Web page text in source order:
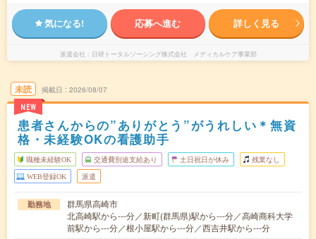
気になる! 応募へ進む 詳しく見る
派遣会社 日研トータルソーシング株式会社 メディカルケア事業部
未読
NEW
掲載日 2026/08/07
患者さんからの”ありがとう”がうれしい＊無資
格・未経験OKの看護助手
職種未経験OK 交通費別途支給あり 土日祝日が休み 残業なし
WEB登録OK 派遣
勤務地
群馬県高崎市
北高崎駅から---分／新町(群馬県)駅から---分／高崎商科大学
前駅から---分／根小屋駅から---分／西吉井駅から---分